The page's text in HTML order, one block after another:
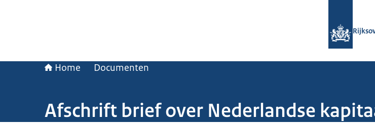
Home Documenten
Afschrift brief over Nederlandse